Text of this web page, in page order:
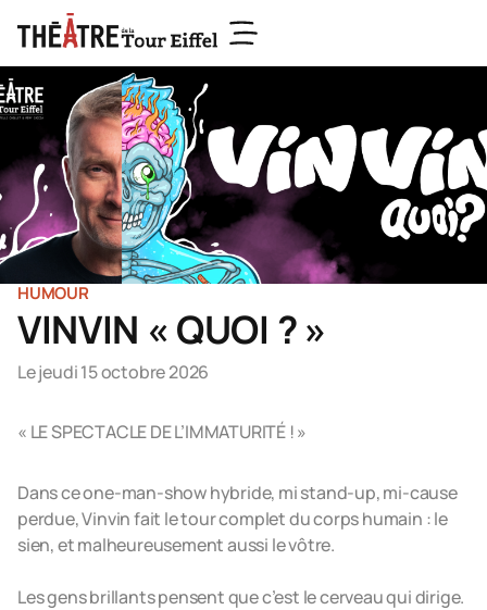
HUMOUR
VINVIN « QUOI ? »
Le jeudi 15 octobre 2026
« LE SPECTACLE DE L’IMMATURITÉ ! »
Dans ce one-man-show hybride, mi stand-up, mi-cause
perdue, Vinvin fait le tour complet du corps humain : le
sien, et malheureusement aussi le vôtre.
Les gens brillants pensent que c’est le cerveau qui dirige.